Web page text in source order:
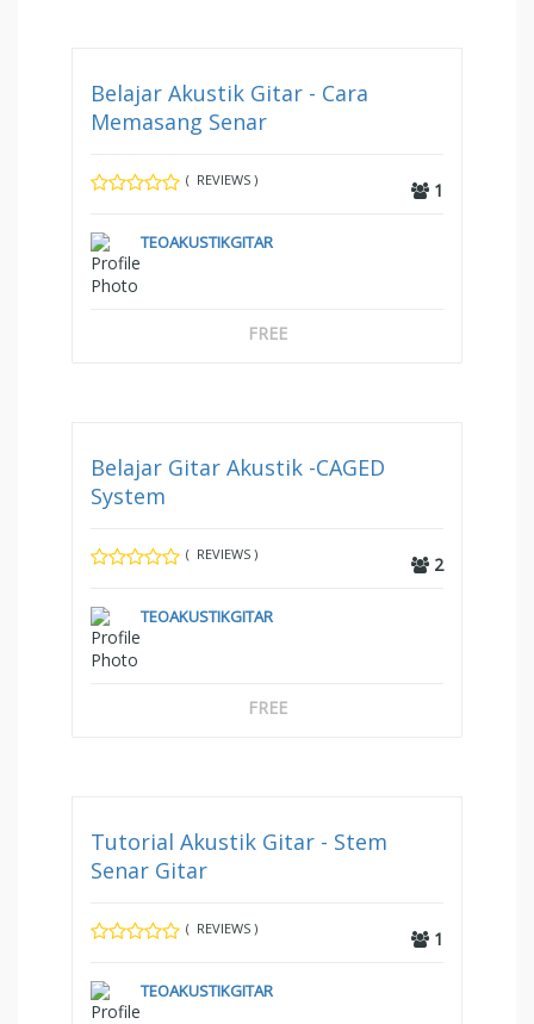
Belajar Akustik Gitar - Cara
Memasang Senar
( REVIEWS ) 1
TEOAKUSTIKGITAR
FREE
Belajar Gitar Akustik -CAGED
System
( REVIEWS ) 2
TEOAKUSTIKGITAR
FREE
Tutorial Akustik Gitar - Stem
Senar Gitar
( REVIEWS ) 1
TEOAKUSTIKGITAR